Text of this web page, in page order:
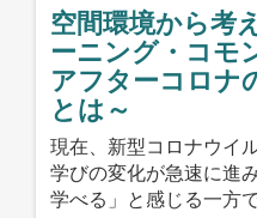
空間環境から考
ーニング・コモ
アフターコロナ
とは～
現在、新型コロナウイ
学びの変化が急速に進
学べる」と感じる一方